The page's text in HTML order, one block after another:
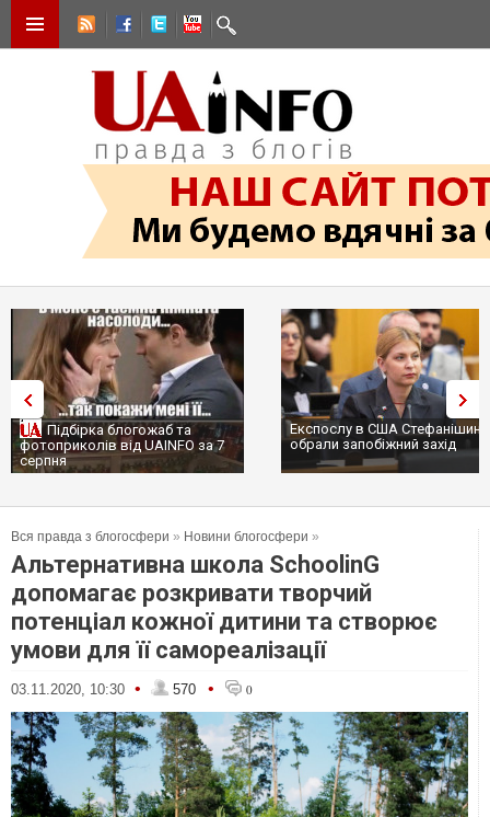
Експослу в США Стефанішиній
обрали запобіжний захід
Трамп не передасть Україні
сотні ракет до Patriot, бо у
Вся правда з блогосфери » Новини блогосфери »
Альтернативна школа SchoolinG
допомагає розкривати творчий
потенціал кожної дитини та створює
умови для її самореалізації
03.11.2020, 10:30 • 570 • 0